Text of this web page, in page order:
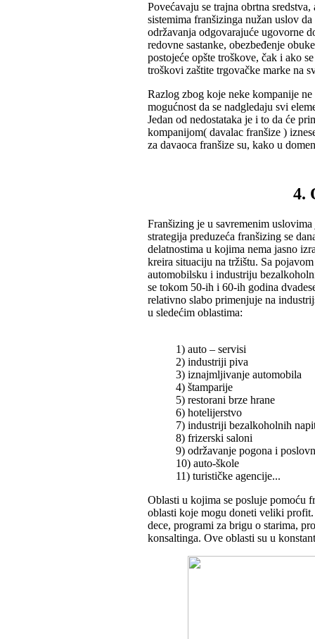
Povećavaju se trajna obrtna
sistemima franšizinga nužan uslov
održavanja odgovarajuće ugovorne
redovne sastanke, obezbeđenje
postojeće opšte troškove, čak i ako
troškovi zaštite trgovačke marke na
Razlog zbog koje neke kompanije
mogućnost da se nadgledaju svi
Jedan od nedostataka je i to da će
kompanijom( davalac franšize )
za davaoca franšize su, kako u
4.
Franšizing je u savremenim
strategija preduzeća franšizing se
delatnostima u kojima nema jasno
kreira situaciju na tržištu. Sa
automobilsku i industriju
se tokom 50-ih i 60-ih godina
relativno slabo primenjuje na
u sledećim oblastima:
1) auto – servisi
2) industriji piva
3) iznajmljivanje automobila
4) štamparije
5) restorani brze hrane
6) hotelijerstvo
7) industriji bezalkoholnih
8) frizerski saloni
9) održavanje pogona i
10) auto-škole
11) turističke agencije...
Oblasti u kojima se posluje pomoću
oblasti koje mogu doneti veliki profit.
dece, programi za brigu o starima,
konsaltinga. Ove oblasti su u